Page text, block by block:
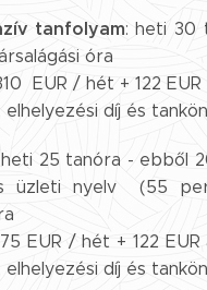
tanfolyam: heti 30
óra
EUR / hét + 122 EUR
díj és
25 tanóra - ebből
üzleti nyelv (55
EUR / hét + 122 EUR
díj és